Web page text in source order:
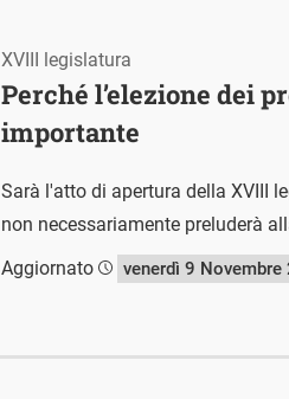
Perché l’elezione dei
importante
XVIII legislatura
Sarà l'atto di apertura della XVIII
non necessariamente preluderà
Aggiornato
venerdì 9 Novembre